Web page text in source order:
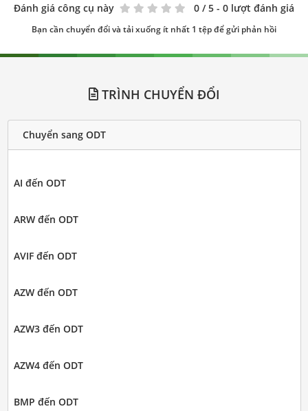
Đánh giá công cụ này 0 / 5 - 0 lượt đánh giá
Bạn cần chuyển đổi và tải xuống ít nhất 1 tệp để gửi phản hồi
TRÌNH CHUYỂN ĐỔI
Chuyển sang ODT
AI đến ODT
ARW đến ODT
AVIF đến ODT
AZW đến ODT
AZW3 đến ODT
AZW4 đến ODT
BMP đến ODT